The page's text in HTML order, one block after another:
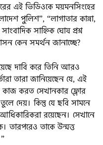
এই ভিডিওকে ময়মনসিংহের
পুলিশ”, “লাগাতার কান্না,
সাহ্নিক ঘোষ প্রশ্ন
কেন সমর্থন জানাচ্ছে?
দাবি করে তিনি আরও
তারা জানিয়েছেন যে, এই
কাজ করত সেখানকার ফ্লোর
দেয়। কিন্তু যে ছবি সামনে
রয়েছেন। সেখানে
তারপরেও তাকে উন্মত্ত